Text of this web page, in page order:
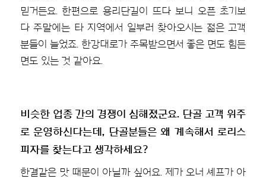
믿거든요. 한편으로 용리단길이 뜨다 보니 오픈 초기보
다 주말에는 타 지역에서 일부러 찾아오시는 젊은 고객
분들이 늘었죠. 한강대로가 주목받으면서 좋은 면도 힘든
면도 있는 것 같아요.
비슷한 업종 간의 경쟁이 심해졌군요. 단골 고객 위주
로 운영하신다는데, 단골분들은 왜 계속해서 로리스
피자를 찾는다고 생각하세요?
한결같은 맛 때문이 아닐까 싶어요. 제가 오너 셰프가 아